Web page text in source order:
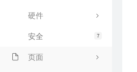
硬件
7
安全
页面